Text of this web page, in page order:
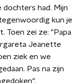
had. Mijn
kun je
Toen zei ze: "Papa
Jeanette
ziek en we
Pas na zijn